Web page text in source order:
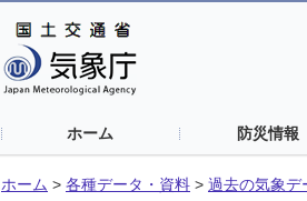
ホーム 防災情報
ホーム > 各種データ・資料 > 過去の気象デ